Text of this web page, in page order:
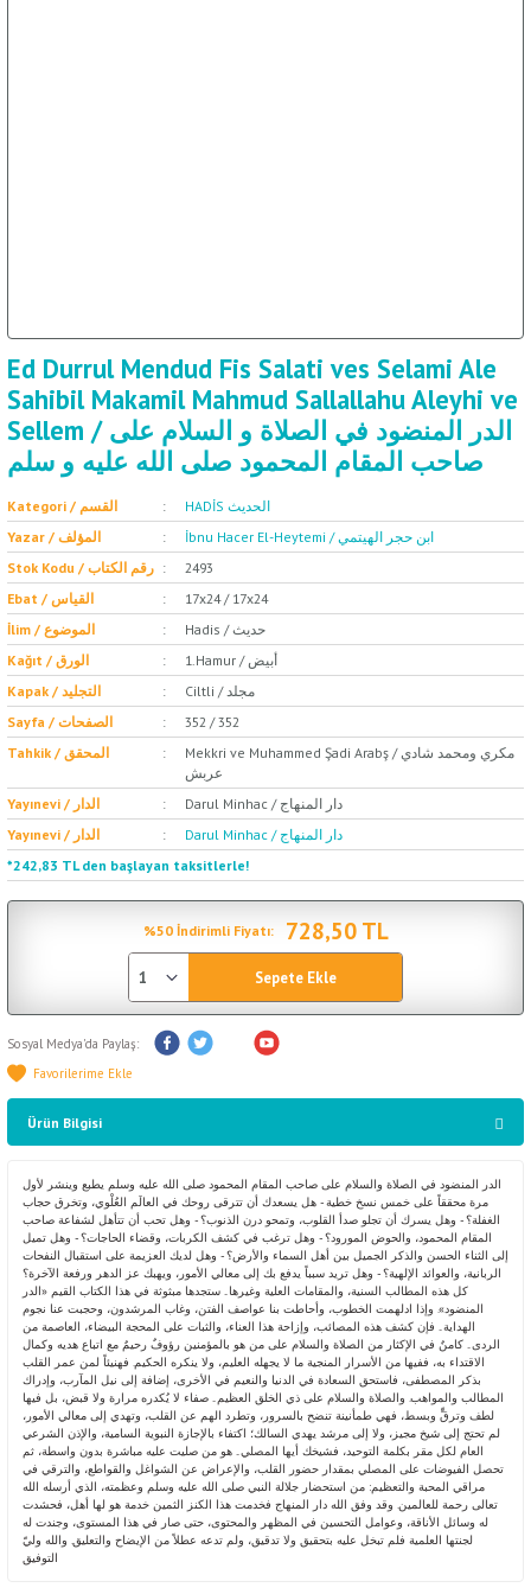
Ed Durrul Mendud Fis Salati ves Selami Ale
Sahibil Makamil Mahmud Sallallahu Aleyhi ve
Sellem / الدر المنضود في الصلاة و السلام على
صاحب المقام المحمود صلى الله عليه و سلم
Kategori / القسم
HADİS الحديث
Yazar / المؤلف
İbnu Hacer El-Heytemi / ابن حجر الهيتمي
Stok Kodu / رقم الكتاب
2493
Ebat / القياس
17x24 / 17x24
İlim / الموضوع
Hadis / حديث
Kağıt / الورق
1.Hamur / أبيض
Kapak / التجليد
Ciltli / مجلد
Sayfa / الصفحات
352 / 352
Tahkik / المحقق
Mekkri ve Muhammed Şadi Arabş / مكري ومحمد شادي
عربش
Yayınevi / الدار
Darul Minhac / دار المنهاج
Yayınevi / الدار
Darul Minhac / دار المنهاج
*242,83 TL den başlayan taksitlerle!
%50 İndirimli Fiyatı: 728,50 TL
Sepete Ekle
Sosyal Medya'da Paylaş:
Ürün Bilgisi
الدر المنضود في الصلاة والسلام على صاحب المقام المحمود صلى الله عليه وسلم يطبع وينشر لأول
مرة محققاً على خمس نسخ خطية - هل يسعدك أن تترقى روحك في العالَم العُلْوي، وتخرق حجاب
الغفلة؟ - وهل يسرك أن تجلو صدأ القلوب، وتمحو درن الذنوب؟ - وهل تحب أن تتأهل لشفاعة صاحب
المقام المحمود، والحوض المورود؟ - وهل ترغب في كشف الكربات، وقضاء الحاجات؟ - وهل تميل
إلى الثناء الحسن والذكر الجميل بين أهل السماء والأرض؟ - وهل لديك العزيمة على استقبال النفحات
الربانية، والعوائد الإلهية؟ - وهل تريد سبباً يدفع بك إلى معالي الأمور، ويهبك عز الدهر ورفعة الآخرة؟
كل هذه المطالب السنية، والمقامات العلية وغيرها.. ستجدها مبثوثة في هذا الكتاب القيم «الدر
المنضود». وإذا ادلهمت الخطوب، وأحاطت بنا عواصف الفتن، وغاب المرشدون، وحجبت عنا نجوم
الهداية.. فإن كشف هذه المصائب، وإزاحة هذا العناء، والثبات على المحجة البيضاء، العاصمة من
الردى.. كامنٌ في الإكثار من الصلاة والسلام على من هو بالمؤمنين رؤوفٌ رحيمٌ مع اتباع هديه وكمال
الاقتداء به، ففيها من الأسرار المنجية ما لا يجهله العليم، ولا ينكره الحكيم. فهنيئاً لمن عمر القلب
بذكر المصطفى، فاستحق السعادة في الدنيا والنعيم في الأخرى، إضافة إلى نيل المآرب، وإدراك
المطالب والمواهب. والصلاة والسلام على ذي الخلق العظيم.. صفاء لا يُكدره مرارة ولا قبض، بل فيها
لطف وترقٍّ وبسط، فهي طمأنينة تنضح بالسرور، وتطرد الهم عن القلب، وتهدي إلى معالي الأمور،
لم تحتج إلى شيخ مجيز، ولا إلى مرشد يهدي السالك؛ اكتفاء بالإجازة النبوية السامية، والإذن الشرعي
العام لكل مقر بكلمة التوحيد، فشيخك أيها المصلي.. هو من صليت عليه مباشرة بدون واسطة، ثم
تحصل الفيوضات على المصلي بمقدار حضور القلب، والإعراض عن الشواغل والقواطع، والترقي في
مراقي المحبة والتعظيم: من استحضار جلالة النبي صلى الله عليه وسلم وعظمته، الذي أرسله الله
تعالى رحمة للعالمين. وقد وفق الله دار المنهاج فخدمت هذا الكنز الثمين خدمة هو لها أهل، فحشدت
له وسائل الأناقة، وعوامل التحسين في المظهر والمحتوى، حتى صار في هذا المستوى، وجندت له
لجنتها العلمية فلم تبخل عليه بتحقيق ولا تدقيق، ولم تدعه عطلاً من الإيضاح والتعليق. والله وليّ
التوفيق